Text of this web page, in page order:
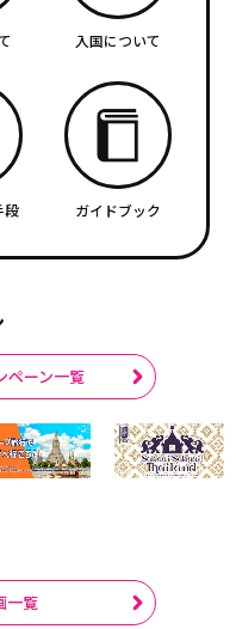
入国について
段 ガイドブック
ペーン一覧
一覧